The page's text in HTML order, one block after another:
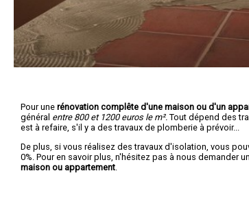
Pour une rénovation complête d'une maison ou d'un
général entre 800 et 1200 euros le m². Tout dépend des
est à refaire, s'il y a des travaux de plomberie à prévoir...
De plus, si vous réalisez des travaux d'isolation, vous
0%. Pour en savoir plus, n'hésitez pas à nous demander
maison ou appartement